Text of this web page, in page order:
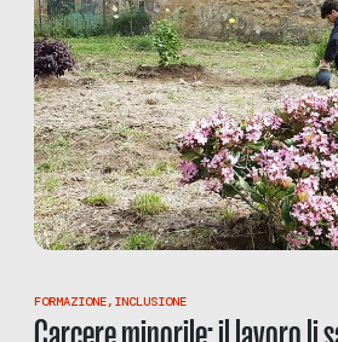
FORMAZIONE, INCLUSIONE